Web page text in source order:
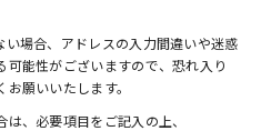
場合、アドレスの入力間違いや迷惑
可能性がございますので、恐れ入り
願いいたします。
、必要項目をご記入の上、